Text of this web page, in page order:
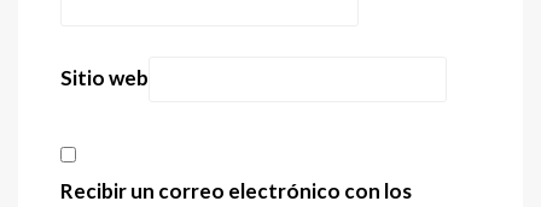
Sitio web
Recibir un correo electrónico con los